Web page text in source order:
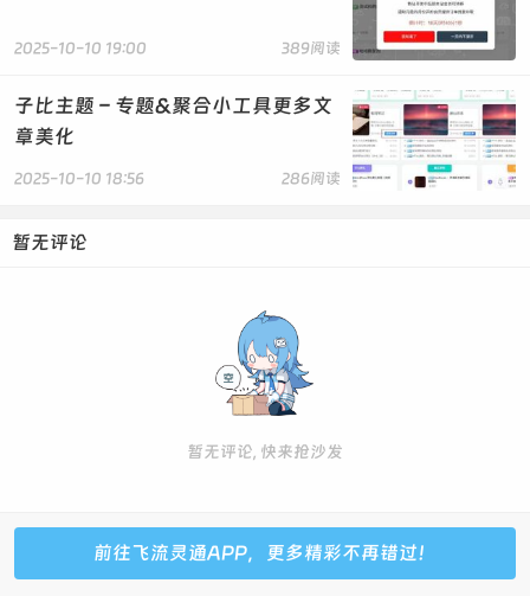
389阅读
2025-10-10 19:00
子比主题 – 专题&聚合小工具更多文
章美化
286阅读
2025-10-10 18:56
暂无评论
暂无评论, 快来抢沙发
前往飞流灵通APP，更多精彩不再错过！